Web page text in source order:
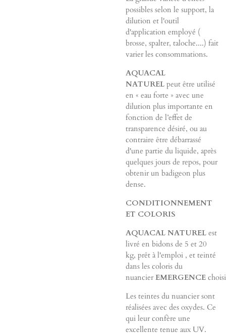
possibles selon le support, la
dilution et l'outil
d'application employé (
brosse, spalter, taloche....) fait
varier les consommations.
AQUACAL
NATUREL peut être utilisé
en « eau forte » avec une
dilution plus importante en
fonction de l’effet de
transparence désiré, ou au
contraire être débarrassé
d'une partie du liquide, après
quelques jours de repos, pour
obtenir un badigeon plus
dense.
CONDITIONNEMENT
ET COLORIS
AQUACAL NATUREL est
livré en bidons de 5 et 20
kg, prêt à l'emploi , et teinté
dans les coloris du
nuancier EMERGENCE
Les teintes du nuancier sont
réalisées avec des oxydes. Ce
qui leur confère une
excellente tenue aux UV.